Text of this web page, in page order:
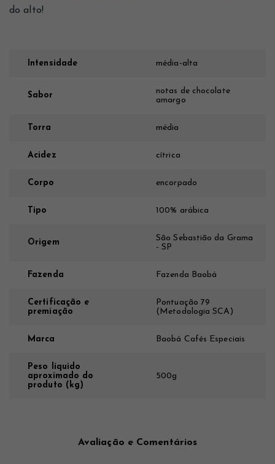
do alto!
Intensidade média-alta
Sabor
notas de chocolate
amargo
Torra média
Acidez cítrica
Corpo encorpado
Tipo 100% arábica
Origem
São Sebastião da Grama
- SP
Fazenda Fazenda Baobá
Certificação e
premiação
Pontuação 79
(Metodologia SCA)
Marca Baobá Cafés Especiais
Peso líquido
aproximado do
produto (kg)
500g
Avaliação e Comentários